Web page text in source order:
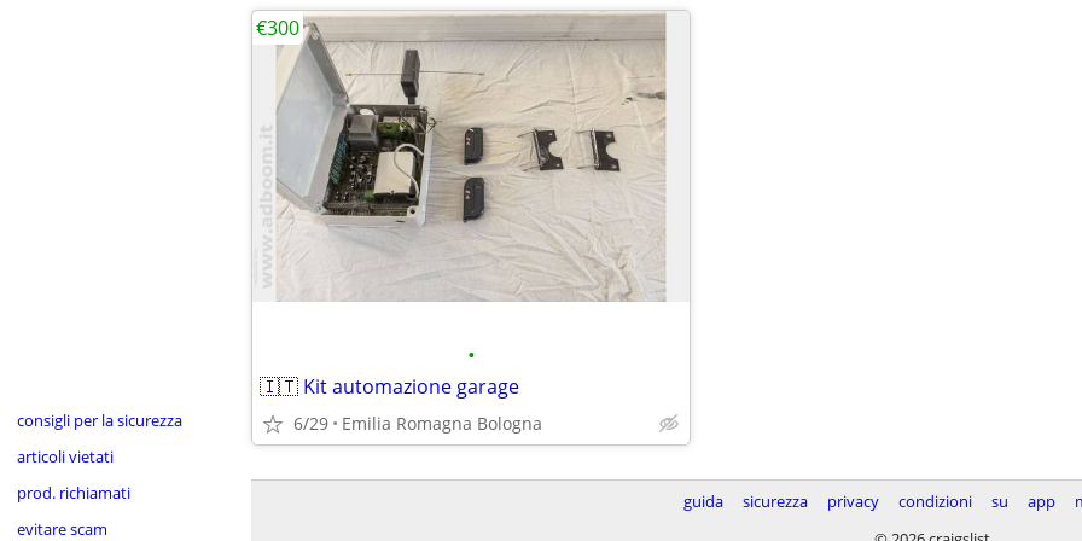
consigli per la sicurezza
articoli vietati
prod. richiamati
evitare scam
•
🇮🇹 Kit automazione garage
6/29 Emilia Romagna Bologna
€300
guida sicurezza privacy condizioni su app